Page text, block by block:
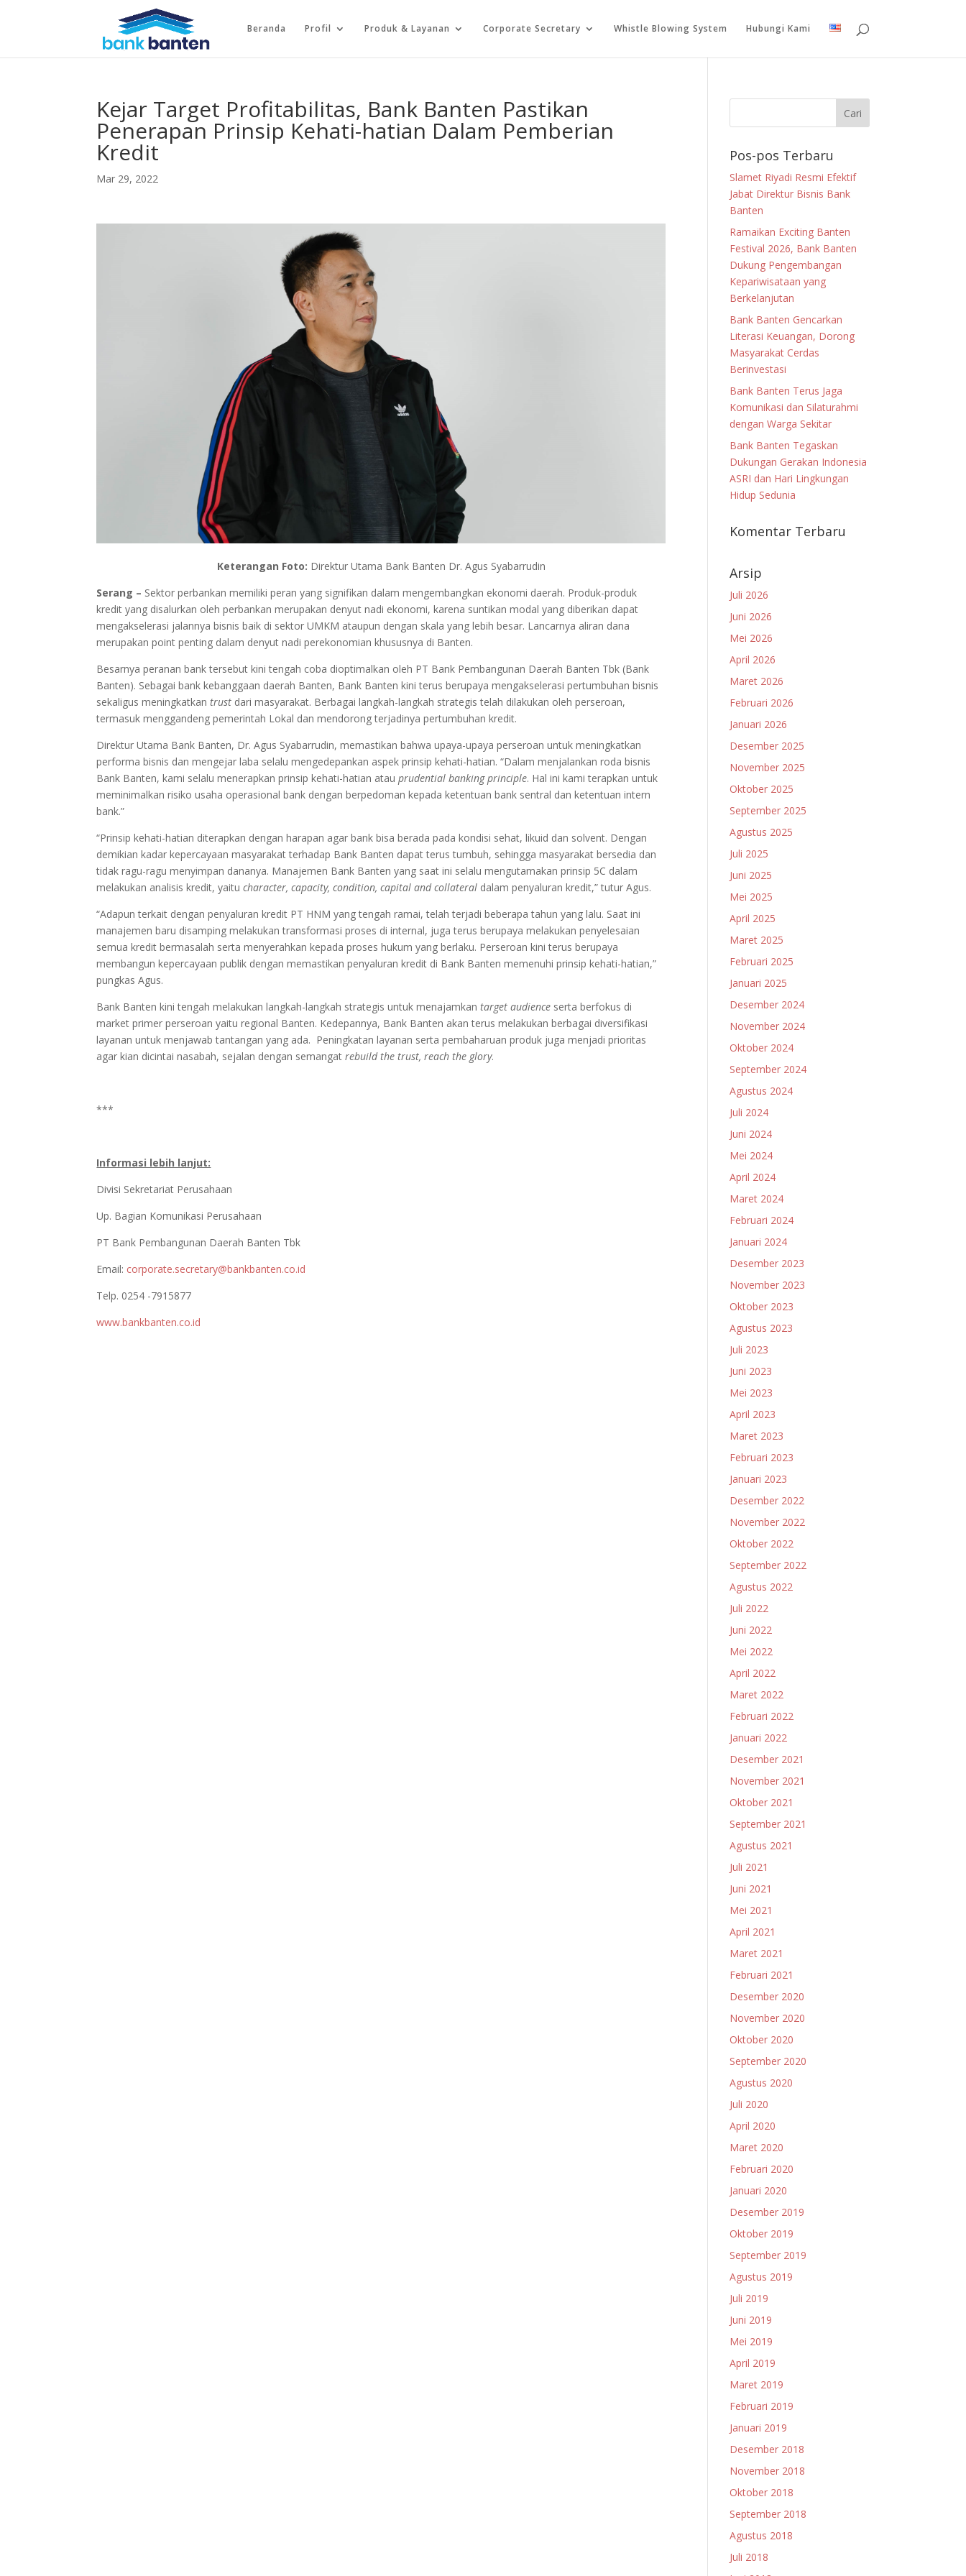
Beranda Profil Produk & Layanan Corporate Secretary Whistle Blowing System Hubungi Kami
Kejar Target Profitabilitas, Bank Banten Pastikan
Penerapan Prinsip Kehati-hatian Dalam Pemberian
Kredit
Mar 29, 2022
Keterangan Foto: Direktur Utama Bank Banten Dr. Agus Syabarrudin
Serang – Sektor perbankan memiliki peran yang signifikan dalam mengembangkan ekonomi daerah. Produk-produk
kredit yang disalurkan oleh perbankan merupakan denyut nadi ekonomi, karena suntikan modal yang diberikan dapat
mengakselerasi jalannya bisnis baik di sektor UMKM ataupun dengan skala yang lebih besar. Lancarnya aliran dana
merupakan point penting dalam denyut nadi perekonomian khususnya di Banten.
Besarnya peranan bank tersebut kini tengah coba dioptimalkan oleh PT Bank Pembangunan Daerah Banten Tbk (Bank
Banten). Sebagai bank kebanggaan daerah Banten, Bank Banten kini terus berupaya mengakselerasi pertumbuhan bisnis
sekaligus meningkatkantrust dari masyarakat. Berbagai langkah-langkah strategis telah dilakukan oleh perseroan,
termasuk menggandeng pemerintah Lokal dan mendorong terjadinya pertumbuhan kredit.
Direktur Utama Bank Banten, Dr. Agus Syabarrudin, memastikan bahwa upaya-upaya perseroan untuk meningkatkan
performa bisnis dan mengejar laba selalu mengedepankan aspek prinsip kehati-hatian. “Dalam menjalankan roda bisnis
Bank Banten, kami selalu menerapkan prinsip kehati-hatian atauprudential banking principle. Hal ini kami terapkan untuk
meminimalkan risiko usaha operasional bank dengan berpedoman kepada ketentuan bank sentral dan ketentuan intern
bank.”
“Prinsip kehati-hatian diterapkan dengan harapan agar bank bisa berada pada kondisi sehat, likuid dan solvent. Dengan
demikian kadar kepercayaan masyarakat terhadap Bank Banten dapat terus tumbuh, sehingga masyarakat bersedia dan
tidak ragu-ragu menyimpan dananya. Manajemen Bank Banten yang saat ini selalu mengutamakan prinsip 5C dalam
melakukan analisis kredit, yaitucharacter, capacity, condition, capital and collateral dalam penyaluran kredit,” tutur Agus.
“Adapun terkait dengan penyaluran kredit PT HNM yang tengah ramai, telah terjadi beberapa tahun yang lalu. Saat ini
manajemen baru disamping melakukan transformasi proses di internal, juga terus berupaya melakukan penyelesaian
semua kredit bermasalah serta menyerahkan kepada proses hukum yang berlaku. Perseroan kini terus berupaya
membangun kepercayaan publik dengan memastikan penyaluran kredit di Bank Banten memenuhi prinsip kehati-hatian,”
pungkas Agus.
Bank Banten kini tengah melakukan langkah-langkah strategis untuk menajamkantarget audience serta berfokus di
market primer perseroan yaitu regional Banten. Kedepannya, Bank Banten akan terus melakukan berbagai diversifikasi
layanan untuk menjawab tantangan yang ada. Peningkatan layanan serta pembaharuan produk juga menjadi prioritas
agar kian dicintai nasabah, sejalan dengan semangatrebuild the trust, reach the glory.
***
Informasi lebih lanjut:
Divisi Sekretariat Perusahaan
Up. Bagian Komunikasi Perusahaan
PT Bank Pembangunan Daerah Banten Tbk
Email: corporate.secretary@bankbanten.co.id
Telp. 0254 -7915877
www.bankbanten.co.id
Pos-pos Terbaru
Slamet Riyadi Resmi Efektif
Jabat Direktur Bisnis Bank
Banten
Ramaikan Exciting Banten
Festival 2026, Bank Banten
Dukung Pengembangan
Kepariwisataan yang
Berkelanjutan
Bank Banten Gencarkan
Literasi Keuangan, Dorong
Masyarakat Cerdas
Berinvestasi
Bank Banten Terus Jaga
Komunikasi dan Silaturahmi
dengan Warga Sekitar
Bank Banten Tegaskan
Dukungan Gerakan Indonesia
ASRI dan Hari Lingkungan
Hidup Sedunia
Komentar Terbaru
Arsip
Juli 2026
Juni 2026
Mei 2026
April 2026
Maret 2026
Februari 2026
Januari 2026
Desember 2025
November 2025
Oktober 2025
September 2025
Agustus 2025
Juli 2025
Juni 2025
Mei 2025
April 2025
Maret 2025
Februari 2025
Januari 2025
Desember 2024
November 2024
Oktober 2024
September 2024
Agustus 2024
Juli 2024
Juni 2024
Mei 2024
April 2024
Maret 2024
Februari 2024
Januari 2024
Desember 2023
November 2023
Oktober 2023
Agustus 2023
Juli 2023
Juni 2023
Mei 2023
April 2023
Maret 2023
Februari 2023
Januari 2023
Desember 2022
November 2022
Oktober 2022
September 2022
Agustus 2022
Juli 2022
Juni 2022
Mei 2022
April 2022
Maret 2022
Februari 2022
Januari 2022
Desember 2021
November 2021
Oktober 2021
September 2021
Agustus 2021
Juli 2021
Juni 2021
Mei 2021
April 2021
Maret 2021
Februari 2021
Desember 2020
November 2020
Oktober 2020
September 2020
Agustus 2020
Juli 2020
April 2020
Maret 2020
Februari 2020
Januari 2020
Desember 2019
Oktober 2019
September 2019
Agustus 2019
Juli 2019
Juni 2019
Mei 2019
April 2019
Maret 2019
Februari 2019
Januari 2019
Desember 2018
November 2018
Oktober 2018
September 2018
Agustus 2018
Juli 2018